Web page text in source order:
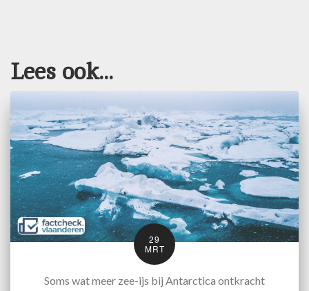
Lees ook...
29
MRT
Soms wat meer zee-ijs bij Antarctica ontkracht